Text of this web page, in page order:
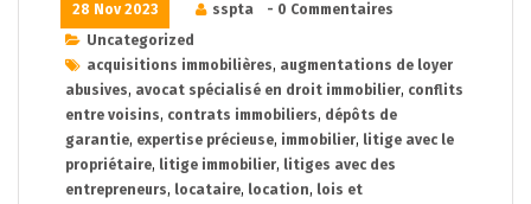
28 Nov 2023 sspta
- 0 Commentaires
Uncategorized
acquisitions immobilières, augmentations de loyer
abusives, avocat spécialisé en droit immobilier, conflits
entre voisins, contrats immobiliers, dépôts de
garantie, expertise précieuse, immobilier, litige avec le
propriétaire, litige immobilier, litiges avec des
entrepreneurs, locataire, location, lois et